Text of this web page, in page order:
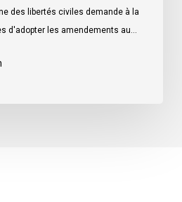
des libertés civiles demande à la
d'adopter les amendements au…